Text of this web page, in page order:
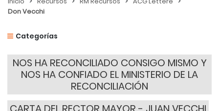
Don Vecchi
Categorías
NOS HA RECONCILIADO CONSIGO MISMO Y
NOS HA CONFIADO EL MINISTERIO DE LA
RECONCILIACIÓN